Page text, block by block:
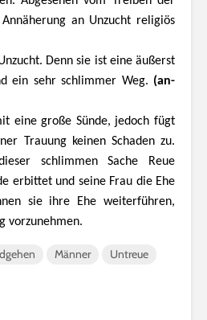
an Unzucht religiös
Denn sie ist eine äußerst
ein sehr schlimmer Weg. (an-
eine große Sünde, jedoch fügt
Trauung keinen Schaden zu.
schlimmen Sache Reue
erbittet und seine Frau die Ehe
sie ihre Ehe weiterführen,
vorzunehmen.
Männer Untreue